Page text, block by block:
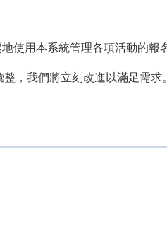
使用本系統管理各項活動的報
，我們將立刻改進以滿足需求。